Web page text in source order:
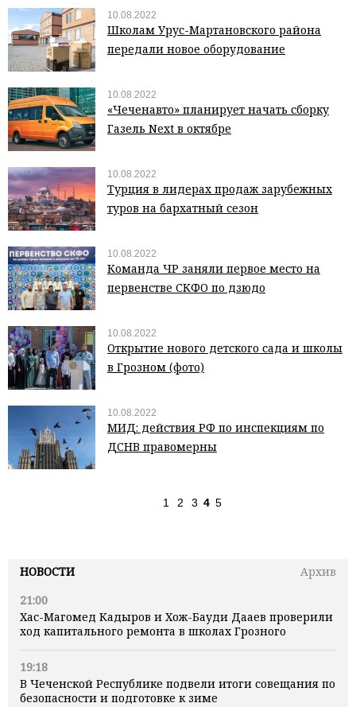
НОВОСТИ
Архив
21:00
Хас-Магомед Кадыров и Хож-Бауди Дааев проверили
ход капитального ремонта в школах Грозного
19:18
В Чеченской Республике подвели итоги совещания по
безопасности и подготовке к зиме
10.08.2022
Школам Урус-Мартановского района
передали новое оборудование
10.08.2022
«Чеченавто» планирует начать сборку
Газель Next в октябре
10.08.2022
Турция в лидерах продаж зарубежных
туров на бархатный сезон
10.08.2022
Команда ЧР заняли первое место на
первенстве СКФО по дзюдо
10.08.2022
Открытие нового детского сада и школы
в Грозном (фото)
10.08.2022
МИД: действия РФ по инспекциям по
ДСНВ правомерны
1 2 3 4 5